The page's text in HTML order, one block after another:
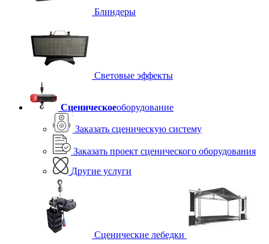
Блиндеры
Световые эффекты
Сценическоеоборудование
Заказать сценическую систему
Заказать проект сценического оборудования
Другие услуги
Сценические лебедки